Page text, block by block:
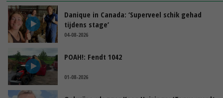
Danique in Canada: ‘Superveel schik gehad
tijdens stage’
04-08-2026
POAH!: Fendt 1042
01-08-2026